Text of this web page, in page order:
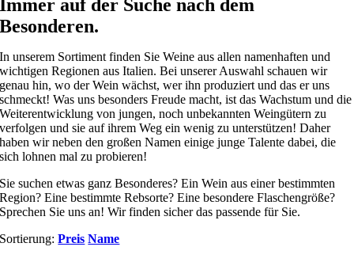
Immer auf der Suche nach dem
Besonderen.
In unserem Sortiment finden Sie Weine aus allen namenhaften und
wichtigen Regionen aus Italien. Bei unserer Auswahl schauen wir
genau hin, wo der Wein wächst, wer ihn produziert und das er uns
schmeckt! Was uns besonders Freude macht, ist das Wachstum und die
Weiterentwicklung von jungen, noch unbekannten Weingütern zu
verfolgen und sie auf ihrem Weg ein wenig zu unterstützen! Daher
haben wir neben den großen Namen einige junge Talente dabei, die
sich lohnen mal zu probieren!
Sie suchen etwas ganz Besonderes? Ein Wein aus einer bestimmten
Region? Eine bestimmte Rebsorte? Eine besondere Flaschengröße?
Sprechen Sie uns an! Wir finden sicher das passende für Sie.
Sortierung:Preis Name